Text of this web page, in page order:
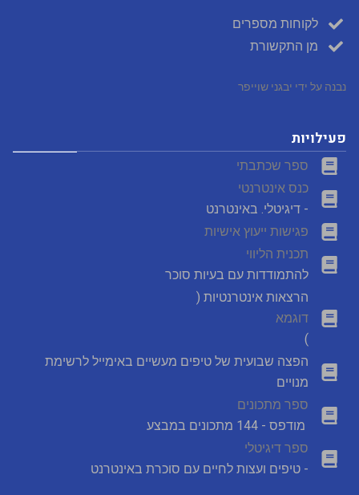
לקוחות מספרים
מן התקשורת
נבנה על ידי יבגני שוייפר
פעילויות
ספר שכתבתי
כנס אינטרנטי
- דיגיטלי. באינטרנט
פגישות ייעוץ אישיות
תכנית הליווי
להתמודדות עם בעיות סוכר
הרצאות אינטרנטיות (
דוגמא
)
הפצה שבועית של טיפים מעשיים באימייל לרשימת
מנויים
ספר מתכונים
מודפס - 144 מתכונים במבצע
ספר דיגיטלי
- טיפים ועצות לחיים עם סוכרת באינטרנט